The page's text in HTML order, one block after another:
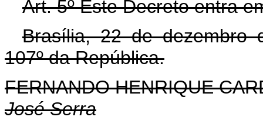
Art. 5º Este Decreto entra
Brasília, 22 de dezembro
107º da República.
FERNANDO HENRIQUE
José Serra